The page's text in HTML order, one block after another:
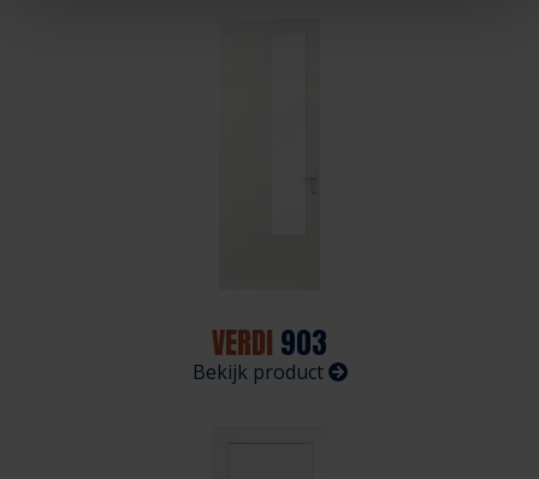
VERDI 903
Bekijk product